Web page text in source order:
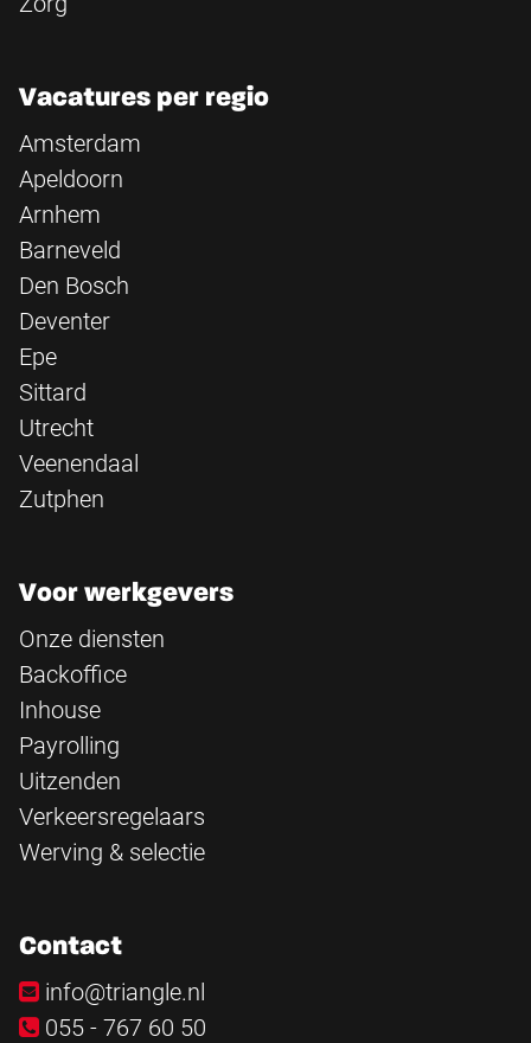
Vacatures per regio
Amsterdam
Apeldoorn
Arnhem
Barneveld
Den Bosch
Deventer
Epe
Sittard
Utrecht
Veenendaal
Zutphen
Voor werkgevers
Onze diensten
Backoffice
Inhouse
Payrolling
Uitzenden
Verkeersregelaars
Werving & selectie
Contact
info@triangle.nl
055 - 767 60 50